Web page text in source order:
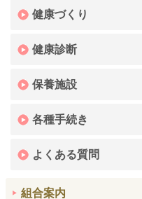
健康づくり
健康診断
保養施設
各種手続き
よくある質問
組合案内